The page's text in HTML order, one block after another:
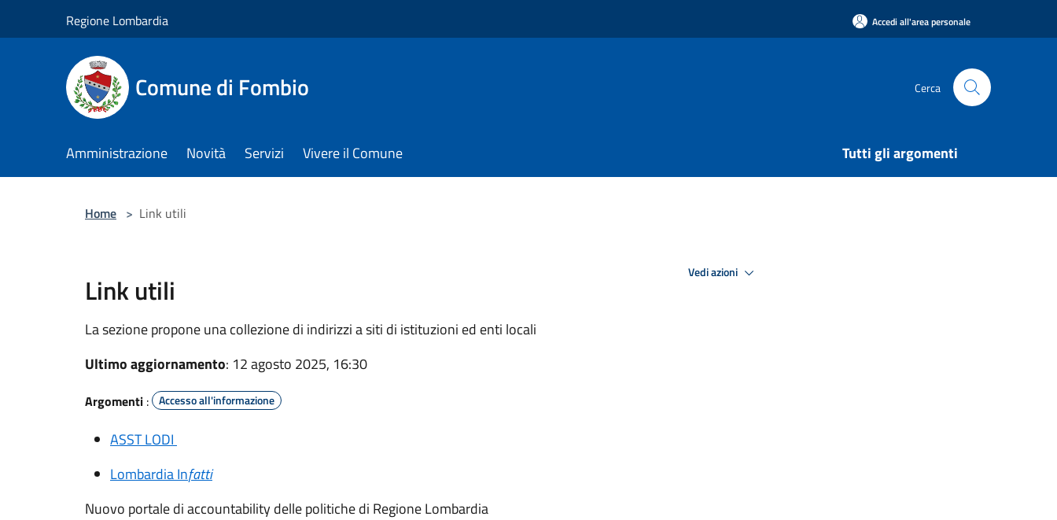
Regione Lombardia Accedi all'area personale
Comune di Fombio Cerca
Amministrazione Novità Servizi Vivere il Comune Tutti gli argomenti
Home > Link utili
Link utili
La sezione propone una collezione di indirizzi a siti di istituzioni ed enti locali
Ultimo aggiornamento: 12 agosto 2025, 16:30
Argomenti : Accesso all'informazione
ASST LODI
Lombardia Infatti
Nuovo portale di accountability delle politiche di Regione Lombardia
Vedi azioni